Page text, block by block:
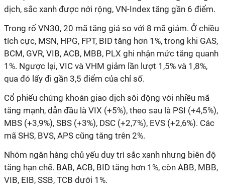
dịch, sắc xanh được nới rộng, VN-Index tăng gần 6 điểm.
Trong rổ VN30, 20 mã tăng giá so với 8 mã giảm. Ở chiều
tích cực, MSN, HPG, FPT, BID tăng hơn 1%, trong khi GAS,
BCM, GVR, VIB, ACB, MBB, PLX ghi nhận mức tăng quanh
1%. Ngược lại, VIC và VHM giảm lần lượt 1,5% và 1,8%,
qua đó lấy đi gần 3,5 điểm của chỉ số.
Cổ phiếu chứng khoán giao dịch sôi động với nhiều mã
tăng mạnh, dẫn đầu là VIX (+5%), theo sau là PSI (+4,5%),
MBS (+3,9%), SBS (+3%), DSC (+2,7%), EVS (+2,6%). Các
mã SHS, BVS, APS cũng tăng trên 2%.
Nhóm ngân hàng chủ yếu duy trì sắc xanh nhưng biên độ
tăng hạn chế. BAB, ACB, BID tăng hơn 1%, còn ABB, MBB,
VIB, EIB, SSB, TCB dưới 1%.